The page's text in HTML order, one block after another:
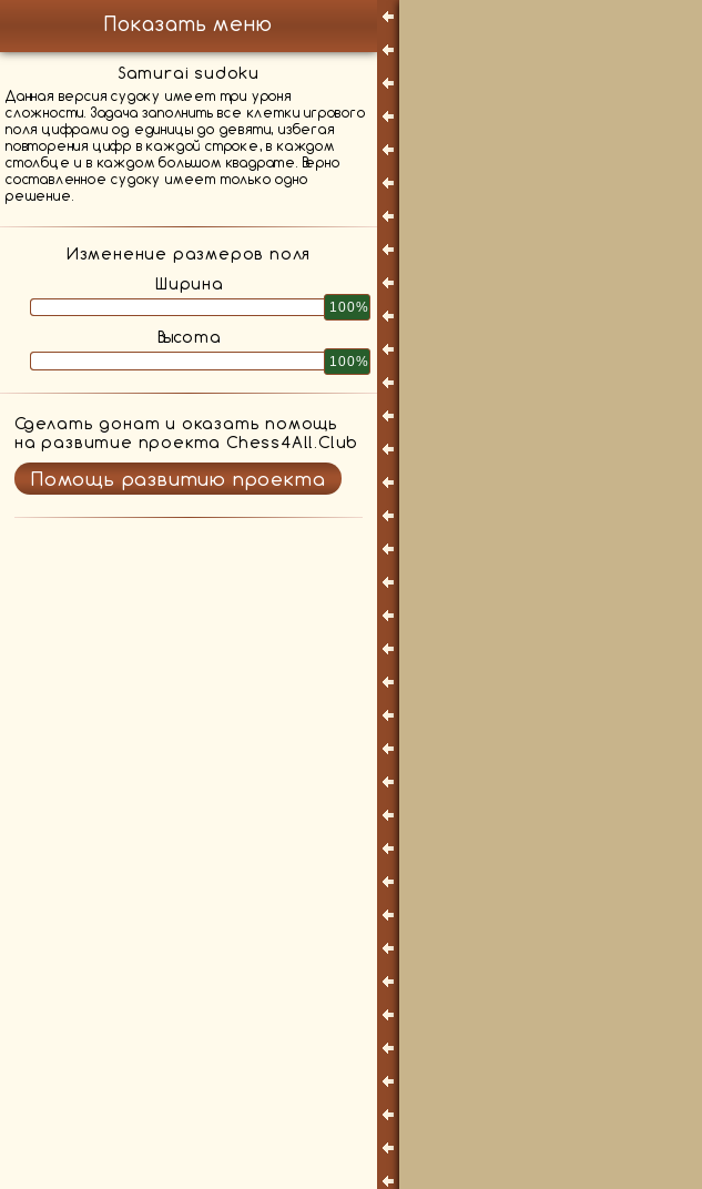
Показать меню
Samurai sudoku
Данная версия судоку имеет три уроня
сложности. Задача заполнить все клетки игрового
поля цифрами од единицы до девяти, избегая
повторения цифр в каждой строке, в каждом
столбце и в каждом большом квадрате. Верно
составленное судоку имеет только одно
решение.
Изменение размеров поля
Ширина
100%
Высота
100%
Сделать донат и оказать помощь
на развитие проекта Chess4All.Club
Помощь развитию проекта